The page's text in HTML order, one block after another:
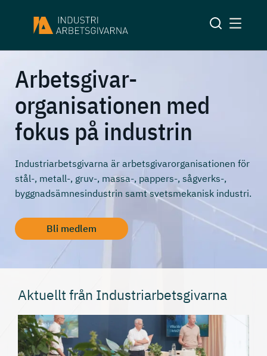
Arbetsgivar-
organisationen med
fokus på industrin
Industriarbetsgivarna är arbetsgivarorganisationen för
stål-, metall-, gruv-, massa-, pappers-, sågverks-,
byggnadsämnesindustrin samt svetsmekanisk industri.
Bli medlem
Aktuellt från Industriarbetsgivarna